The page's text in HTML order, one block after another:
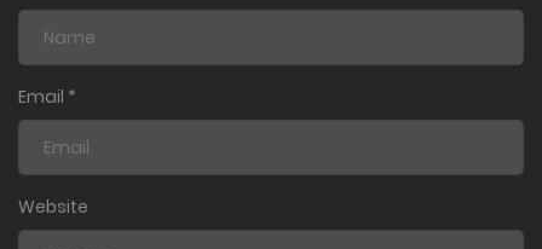
ตอนที่ 5
20 เมษายน 2023
ตอนที่ 4
7 เมษายน 2023
ตอนที่ 3
Email *
Website